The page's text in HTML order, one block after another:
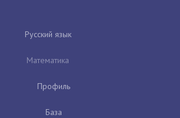
Русский язык
Математика
Профиль
База